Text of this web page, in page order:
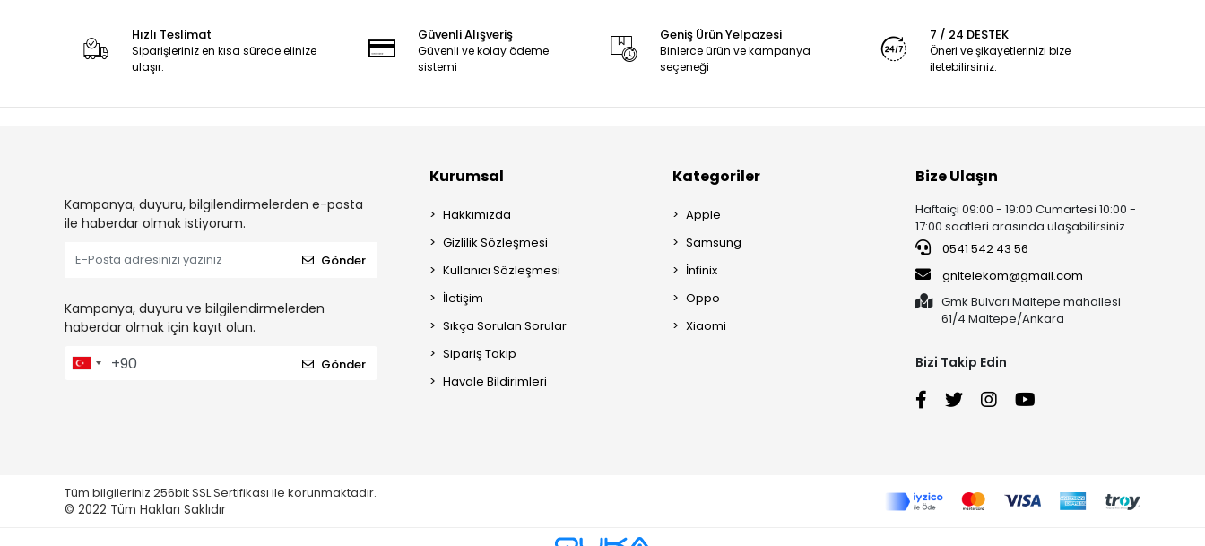
Hızlı Teslimat
Siparişleriniz en kısa sürede elinize
ulaşır.
Güvenli Alışveriş
Güvenli ve kolay ödeme
sistemi
Geniş Ürün Yelpazesi
Binlerce ürün ve kampanya
seçeneği
7 / 24 DESTEK
Öneri ve şikayetlerinizi bize
iletebilirsiniz.
Kampanya, duyuru, bilgilendirmelerden e-posta
ile haberdar olmak istiyorum.
Gönder
Kampanya, duyuru ve bilgilendirmelerden
haberdar olmak için kayıt olun.
Gönder
Kurumsal
Hakkımızda
Gizlilik Sözleşmesi
Kullanıcı Sözleşmesi
İletişim
Sıkça Sorulan Sorular
Sipariş Takip
Havale Bildirimleri
Kategoriler
Apple
Samsung
İnfinix
Oppo
Xiaomi
Bize Ulaşın
Haftaiçi 09:00 - 19:00 Cumartesi 10:00 -
17:00 saatleri arasında ulaşabilirsiniz.
0541 542 43 56
gnltelekom@gmail.com
Gmk Bulvarı Maltepe mahallesi
61/4 Maltepe/Ankara
Bizi Takip Edin
Tüm bilgileriniz 256bit SSL Sertifikası ile korunmaktadır.
© 2022 Tüm Hakları Saklıdır